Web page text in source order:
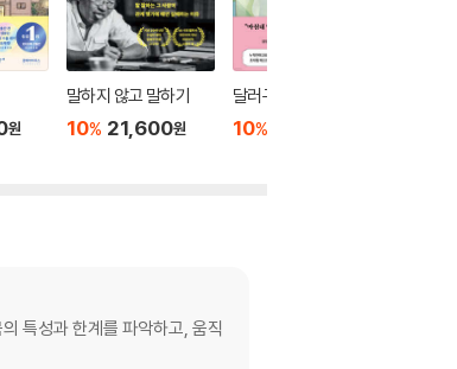
원
말하지 않고 말하기
10% 21,600원
달러구트 꿈 백화점 0
10%
특성과 한계를 파악하고, 움직